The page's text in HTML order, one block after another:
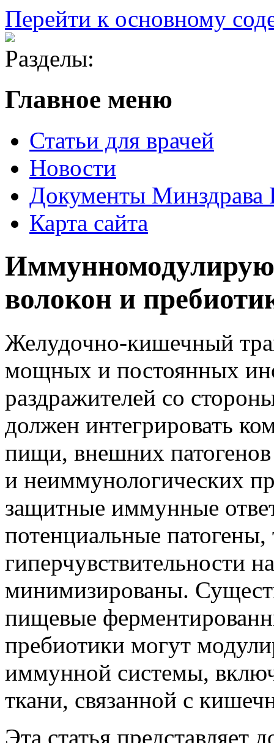
Перейти к основному
Разделы:
Главное меню
Статьи для врачей
Новости
Документы
Карта сайта
волокон и
Желудочно-кишечный
мощных и постоянных
раздражителей со
должен интегрировать
пищи, внешних
и неиммунологических
защитные иммунные
потенциальные патогены,
гиперчувствительности
минимизированы.
пищевые
пребиотики могут
иммунной системы,
ткани, связанной с
Эта статья представляет